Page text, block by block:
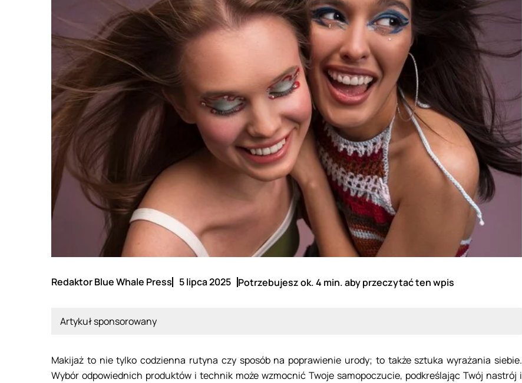
Redaktor Blue Whale Press 5 lipca 2025 Potrzebujesz ok. 4 min. aby przeczytać ten wpis
Artykuł sponsorowany
Makijaż to nie tylko codzienna rutyna czy sposób na poprawienie urody; to także sztuka wyrażania siebie.
Wybór odpowiednich produktów i technik może wzmocnić Twoje samopoczucie, podkreślając Twój nastrój i